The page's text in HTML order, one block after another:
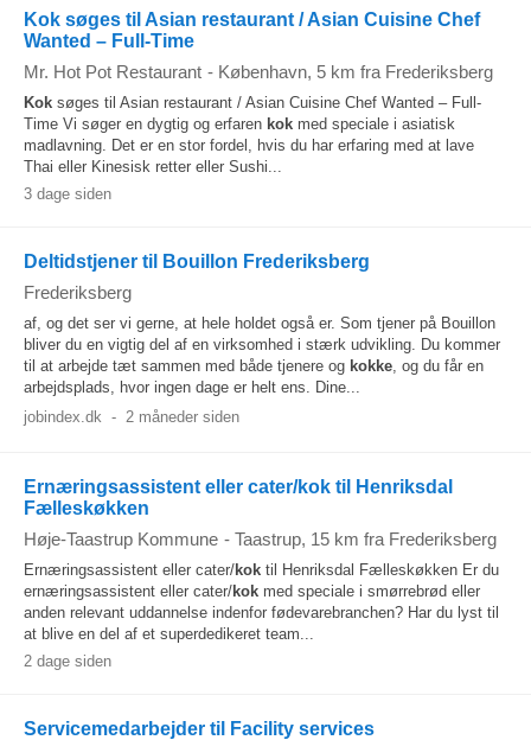
Kok søges til Asian restaurant / Asian Cuisine Chef
Wanted – Full-Time
Mr. Hot Pot Restaurant - København, 5 km fra Frederiksberg
Kok søges til Asian restaurant / Asian Cuisine Chef Wanted – Full-
Time Vi søger en dygtig og erfaren kok med speciale i asiatisk
madlavning. Det er en stor fordel, hvis du har erfaring med at lave
Thai eller Kinesisk retter eller Sushi...
3 dage siden
Deltidstjener til Bouillon Frederiksberg
Frederiksberg
af, og det ser vi gerne, at hele holdet også er. Som tjener på Bouillon
bliver du en vigtig del af en virksomhed i stærk udvikling. Du kommer
til at arbejde tæt sammen med både tjenere og kokke, og du får en
arbejdsplads, hvor ingen dage er helt ens. Dine...
jobindex.dk - 2 måneder siden
Ernæringsassistent eller cater/kok til Henriksdal
Fælleskøkken
Høje-Taastrup Kommune - Taastrup, 15 km fra Frederiksberg
Ernæringsassistent eller cater/kok til Henriksdal Fælleskøkken Er du
ernæringsassistent eller cater/kok med speciale i smørrebrød eller
anden relevant uddannelse indenfor fødevarebranchen? Har du lyst til
at blive en del af et superdedikeret team...
2 dage siden
Servicemedarbejder til Facility services